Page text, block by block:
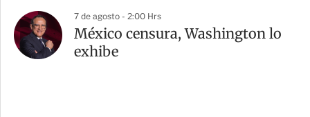
7 de agosto - 2:00 Hrs
México censura, Washington lo
exhibe